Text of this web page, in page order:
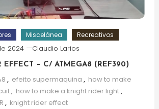
Miscelânea Recreativos
2024 Claudio Larios
EFFECT – C/ ATMEGA8 (REF390)
, efeito supermaquina , how to make
, how to make a knight rider light,
, knight rider effect